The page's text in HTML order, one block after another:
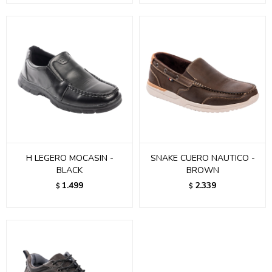
H LEGERO MOCASIN -
BLACK
$ 1.499
SNAKE CUERO NAUTICO -
BROWN
$ 2.339